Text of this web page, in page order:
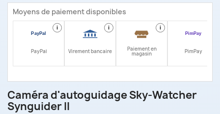
Moyens de paiement disponibles
i
PayPal
i
Virement bancaire
i
Paiement en
magasin PimPay
Caméra d'autoguidage Sky-Watcher
Synguider II